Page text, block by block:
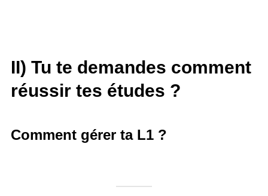
II) Tu te demandes comment
réussir tes études ?
Comment gérer ta L1 ?